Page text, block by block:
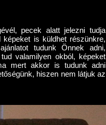
pecek alatt jelezni tudja
képeket is küldhet részünkre,
tudunk Önnek adni,
valamilyen okból, képeket
mert akkor is tudunk adni
hiszen nem látjuk az